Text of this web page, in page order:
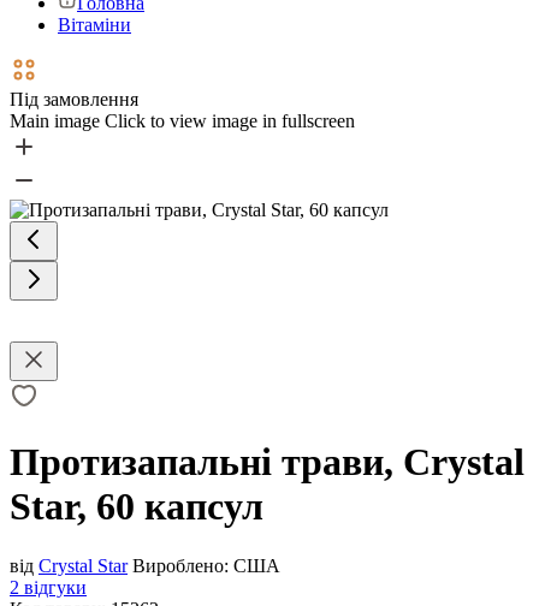
Вітаміни
Під замовлення
Main image Click to view image in fullscreen
Протизапальні трави, Crystal
Star, 60 капсул
від Crystal Star Вироблено: США
2 відгуки